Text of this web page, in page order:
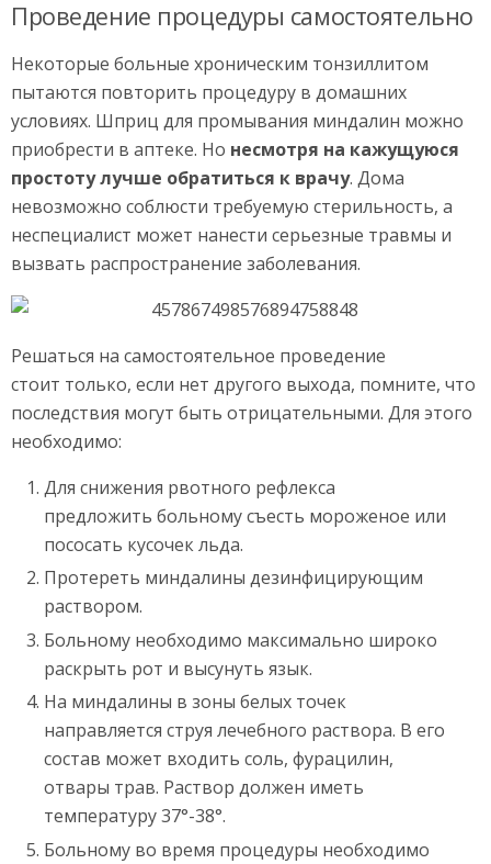
Проведение процедуры самостоятельно
Некоторые больные хроническим тонзиллитом
пытаются повторить процедуру в домашних
условиях. Шприц для промывания миндалин можно
приобрести в аптеке. Но несмотря на кажущуюся
простоту лучше обратиться к врачу. Дома
невозможно соблюсти требуемую стерильность, а
неспециалист может нанести серьезные травмы и
вызвать распространение заболевания.
Решаться на самостоятельное проведение
стоит только, если нет другого выхода, помните, что
последствия могут быть отрицательными. Для этого
необходимо:
Для снижения рвотного рефлекса
предложить больному съесть мороженое или
пососать кусочек льда.
Протереть миндалины дезинфицирующим
раствором.
Больному необходимо максимально широко
раскрыть рот и высунуть язык.
На миндалины в зоны белых точек
направляется струя лечебного раствора. В его
состав может входить соль, фурацилин,
отвары трав. Раствор должен иметь
температуру 37°-38°.
Больному во время процедуры необходимо